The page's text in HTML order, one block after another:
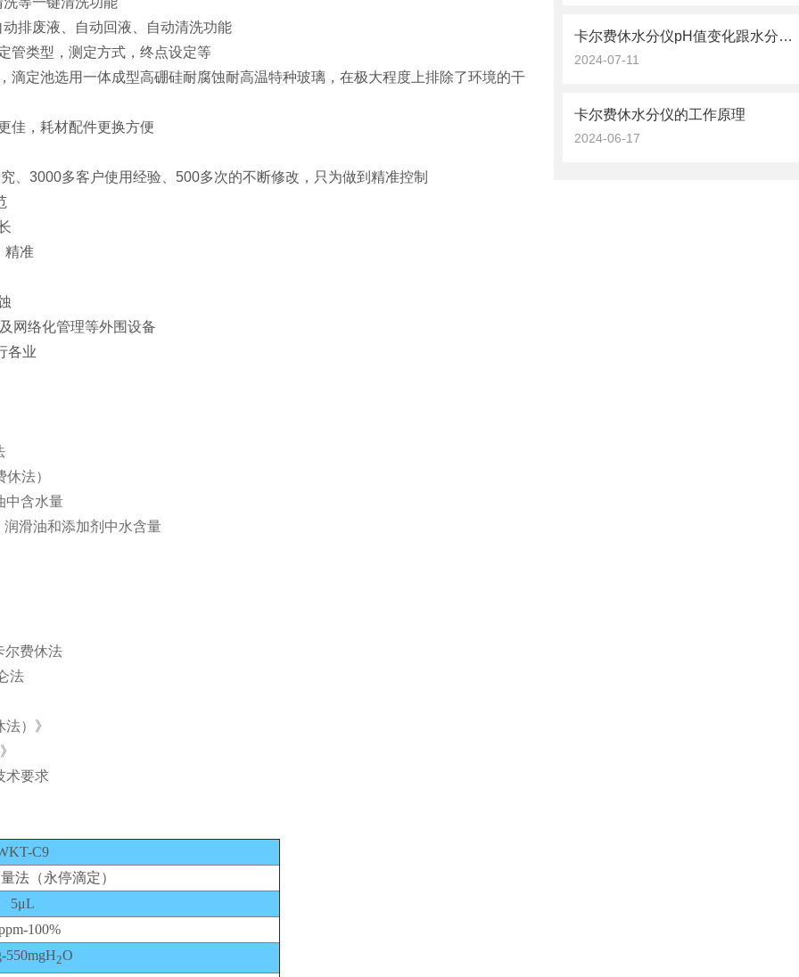
卡尔费休水分仪pH值变化跟水分含量计算
2024-07-11
卡尔费休水分仪的工作原理
2024-06-17
排废液、自动回液、自动清洗功能
管类型，测定方式，终点设定等
滴定池选用一体成型高硼硅耐腐蚀耐高温特种玻璃，在极大程度上排除了环境的干
佳，耗材配件更换方便
、3000多客户使用经验、500多次的不断修改，只为做到精准控制
精准
网络化管理等外围设备
各业
法）
中含水量
滑油和添加剂中水含量
尔费休法
法
）》
术要求
C9
法（永停滴定）
5μL
100%
550mgH2O